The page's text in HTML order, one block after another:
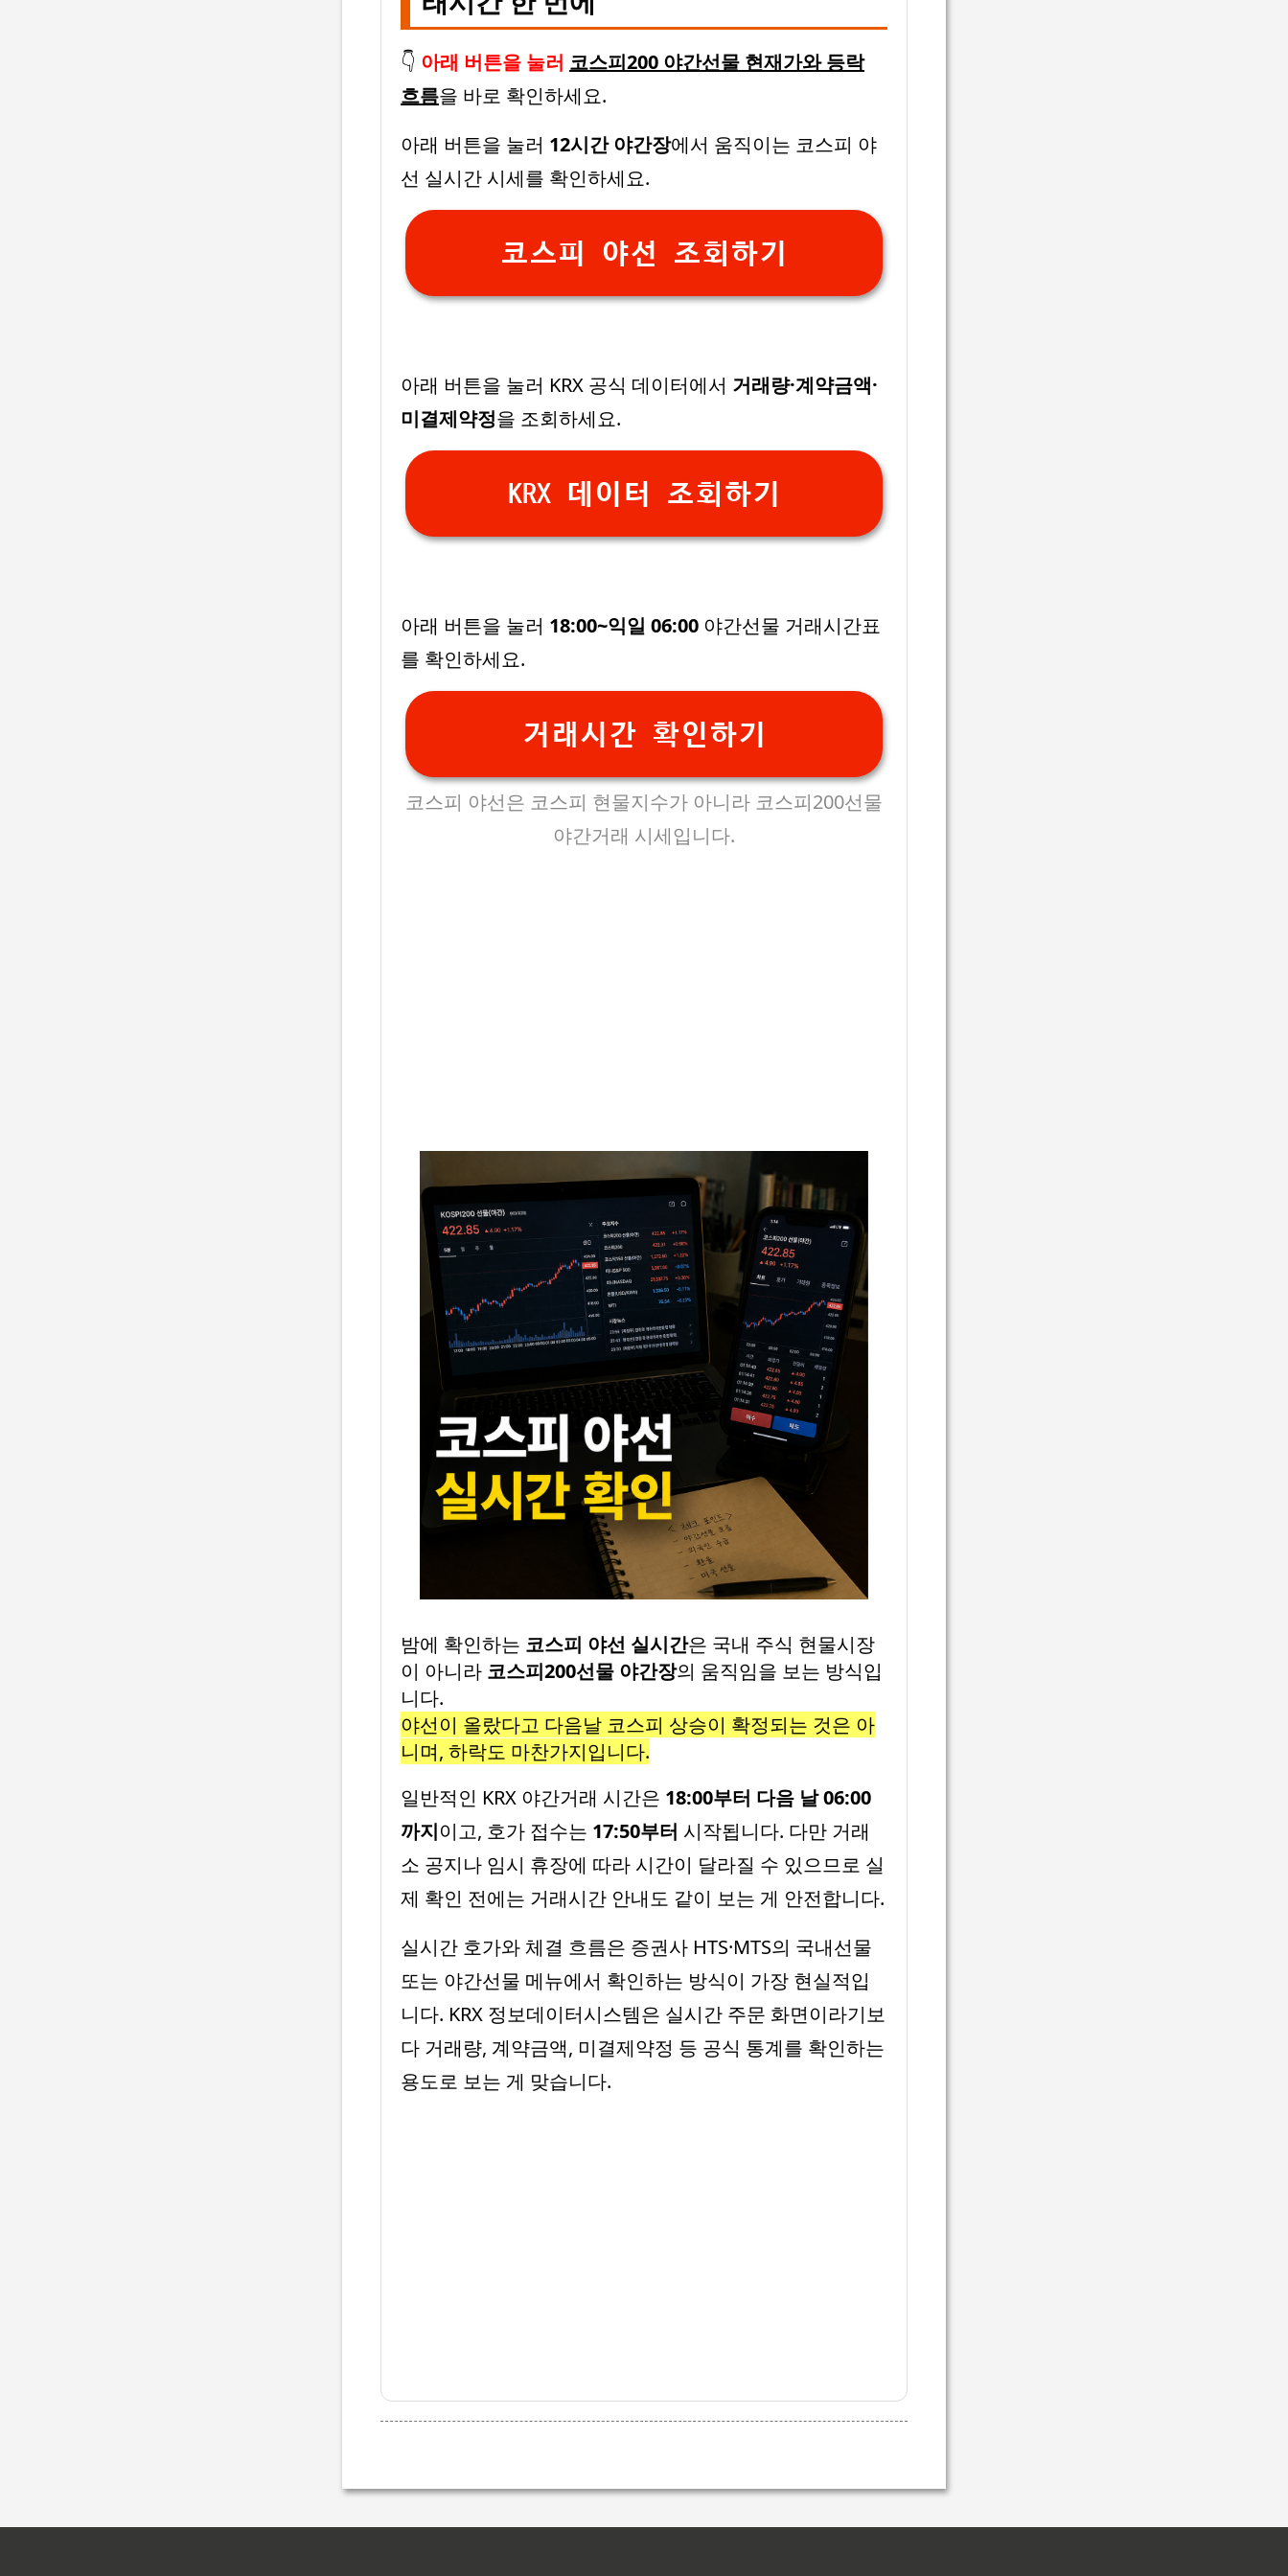
👇 아래 버튼을 눌러 코스피200 야간선물 현재가와 등락
흐름을 바로 확인하세요.
아래 버튼을 눌러 12시간 야간장에서 움직이는 코스피 야
선 실시간 시세를 확인하세요.
코스피 야선 조회하기
아래 버튼을 눌러 KRX 공식 데이터에서 거래량·계약금액·
미결제약정을 조회하세요.
KRX 데이터 조회하기
아래 버튼을 눌러 18:00~익일 06:00 야간선물 거래시간표
를 확인하세요.
거래시간 확인하기
코스피 야선은 코스피 현물지수가 아니라 코스피200선물
야간거래 시세입니다.
밤에 확인하는 코스피 야선 실시간은 국내 주식 현물시장
이 아니라 코스피200선물 야간장의 움직임을 보는 방식입
니다.
야선이 올랐다고 다음날 코스피 상승이 확정되는 것은 아
니며, 하락도 마찬가지입니다.
일반적인 KRX 야간거래 시간은 18:00부터 다음 날 06:00
까지이고, 호가 접수는 17:50부터 시작됩니다. 다만 거래
소 공지나 임시 휴장에 따라 시간이 달라질 수 있으므로 실
제 확인 전에는 거래시간 안내도 같이 보는 게 안전합니다.
실시간 호가와 체결 흐름은 증권사 HTS·MTS의 국내선물
또는 야간선물 메뉴에서 확인하는 방식이 가장 현실적입
니다. KRX 정보데이터시스템은 실시간 주문 화면이라기보
다 거래량, 계약금액, 미결제약정 등 공식 통계를 확인하는
용도로 보는 게 맞습니다.